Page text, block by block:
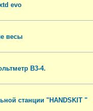
evo
весы
В3-4.
станции "HANDSKIT "